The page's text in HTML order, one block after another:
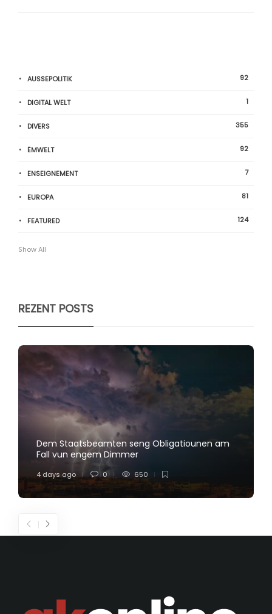
AUSSEPOLITIK 92
DIGITAL WELT 1
DIVERS 355
ËMWELT 92
ENSEIGNEMENT 7
EUROPA 81
FEATURED 124
Show All
REZENT POSTS
Dem Staatsbeamten seng Obligatiounen am
Fall vun engem Dimmer
4 days ago 0 650